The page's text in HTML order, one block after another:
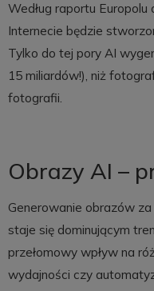
Według raportu
Internecie będzie
Tylko do tej pory AI
15 miliardów!), niż
fotografii.
Obrazy AI –
Generowanie obrazów
staje się dominującym
przełomowy wpływ na
wydajności czy